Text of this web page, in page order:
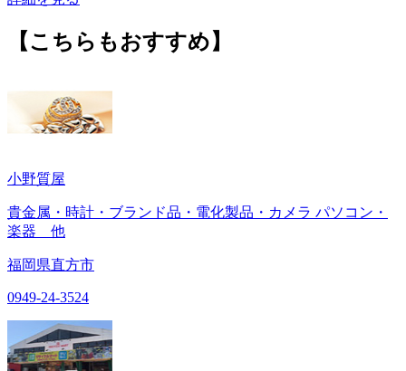
【こちらもおすすめ】
小野質屋
貴金属・時計・ブランド品・電化製品・カメラ パソコン・
楽器 他
福岡県直方市
0949-24-3524